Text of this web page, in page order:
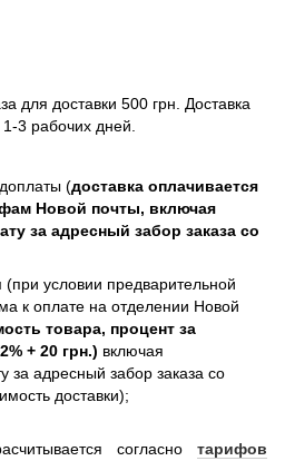
для доставки 500 грн. Доставка
3 рабочих дней.
(доставка оплачивается
Новой почты, включая
за адресный забор заказа со
условии предварительной
к оплате на отделении Новой
товара, процент за
+ 20 грн.) включая
за адресный забор заказа со
доставки);
согласно тарифов